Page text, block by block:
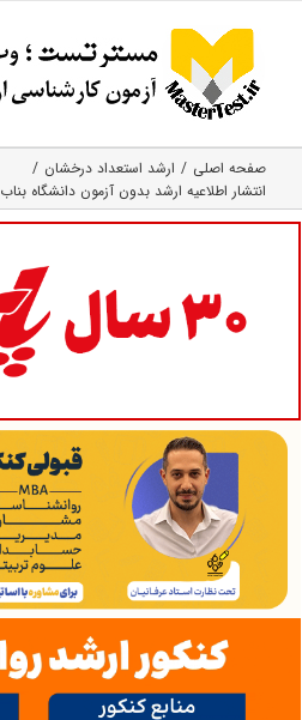
content
صفحه اصلی
ارشد استعداد درخشان
انتشار اطلاعیه ارشد بدون آزمون دانشگاه بناب ۱۴۰۳